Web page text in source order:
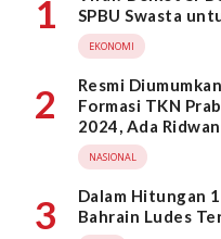
1
SPBU Swasta
EKONOMI
2
Resmi
Formasi TKN
2024, Ada
Wahid
NASIONAL
3
Dalam Hitungan
Bahrain Ludes